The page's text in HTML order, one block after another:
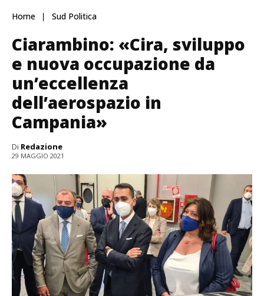
Home Sud Politica
Ciarambino: «Cira, sviluppo
e nuova occupazione da
un’eccellenza
dell’aerospazio in
Campania»
Di Redazione
29 MAGGIO 2021